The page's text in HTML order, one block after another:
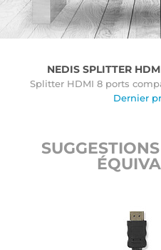
NEDIS SPLITTER
Splitter HDMI 8 ports
Dernier